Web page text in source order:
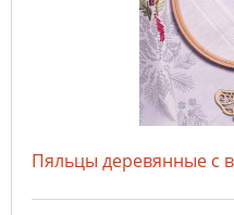
Пяльцы деревянные с